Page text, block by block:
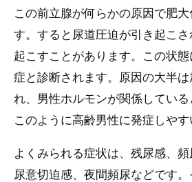
この前立腺が何らかの原因で肥
す。すると尿道圧迫が引き起こ
起こすことがあります。この状
症と診断されます。原因の大半
れ、男性ホルモンが関係している
このように高齢男性に発症しやす
よくみられる症状は、残尿感、頻
尿意切迫感、夜間頻尿などです